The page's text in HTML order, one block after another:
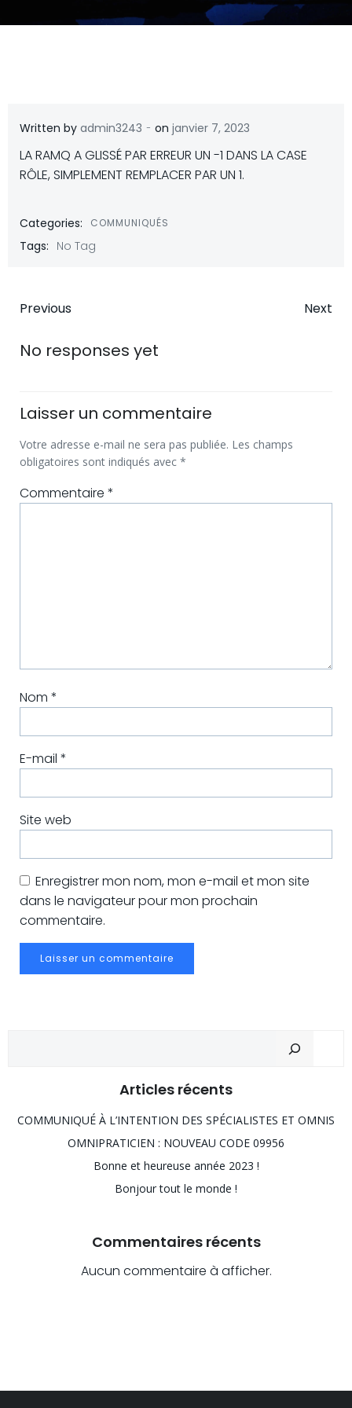
Written by admin3243 - on janvier 7, 2023
LA RAMQ A GLISSÉ PAR ERREUR UN -1 DANS LA CASE
RÔLE, SIMPLEMENT REMPLACER PAR UN 1.
Categories: COMMUNIQUÉS
Tags: No Tag
Post
navigation
Previous Next
No responses yet
Laisser un commentaire
Votre adresse e-mail ne sera pas publiée. Les champs
obligatoires sont indiqués avec *
Commentaire *
Nom *
E-mail *
Site web
Enregistrer mon nom, mon e-mail et mon site
dans le navigateur pour mon prochain
commentaire.
Articles récents
COMMUNIQUÉ À L’INTENTION DES SPÉCIALISTES ET OMNIS
OMNIPRATICIEN : NOUVEAU CODE 09956
Bonne et heureuse année 2023 !
Bonjour tout le monde !
Commentaires récents
Aucun commentaire à afficher.